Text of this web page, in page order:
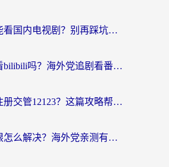
在国外怎么能看国内电视剧？别再踩坑！这篇给你真实解决方案
在国外可以看bilibili吗？海外党追剧看番的终极解决方案来了
人在海外想注册交管12123？这篇攻略帮你搞定（附回国加速神器）
优酷访问受限怎么解决？海外党亲测有效的回国加速方案